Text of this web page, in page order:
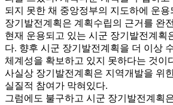
되지 못한 채 중앙정부의 지도하에 운
장기발전계획은 계획수립의 근거를 완
현재 운용되고 있는 시군 장기발전계획
다. 향후 시군 장기발전계획을 더 이상
체계성을 확보하고 있지 못하다는 것
사실상 장기발전계획은 지역개발을 위
실질적 참여가 막혀있다.
그럼에도 불구하고 시군 장기발전계획